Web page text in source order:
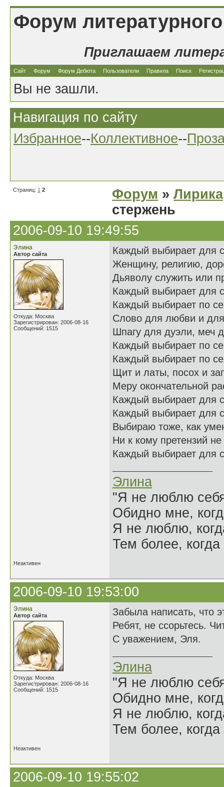
Форум
Приглашаем
Сайт Форум Форум Дебюта Пользователи Правила Поиск
Вы не зашли.
Навигация по сайту
Избранное--Коллективное--
Страниц: 1 2 Форум » Лирика
стержень
2006-09-10 19:49:55
Элина
Автор сайта
Откуда: Москва
Зарегистрирован: 2006-08-16
Сообщений: 1515
Каждый выбирает для
Женщину, религию,
Дьяволу служить или
Каждый выбирает для
Каждый выбирает по
Слово для любви и
Шпагу для дуэли, меч
Каждый выбирает по
Каждый выбирает по
Щит и латы, посох и
Меру окончательной
Каждый выбирает для
Каждый выбирает для
Выбираю тоже, как
Ни к кому претензий
Каждый выбирает для
Элина
"Я не люблю
Обидно мне,
Я не люблю,
Тем более,
Неактивен
2006-09-10 19:53:00
Элина
Автор сайта
Откуда: Москва
Зарегистрирован: 2006-08-16
Сообщений: 1515
Забыла написать, что
Ребят, не ссорьтесь.
С уважением, Эля.
Элина
"Я не люблю
Обидно мне,
Я не люблю,
Тем более,
Неактивен
2006-09-10 19:55:02